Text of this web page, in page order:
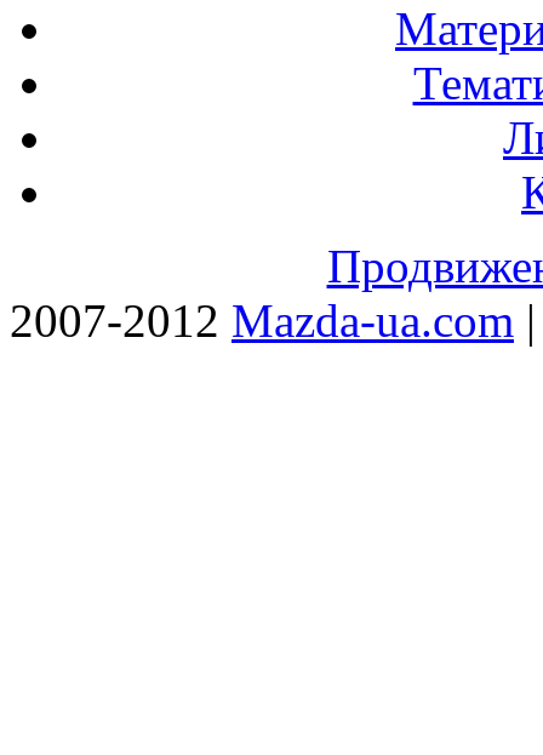
2007-2012 Mazda-ua.com